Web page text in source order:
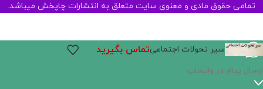
تمامی حقوق مادی و معنوی سایت متعلق به انتشارات چاپخش میباشد.
سیر تحولات اجتماعیتماس بگیرید
ارسال پیام در واتساپ